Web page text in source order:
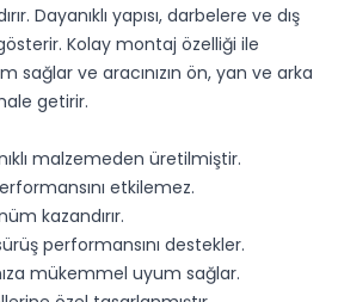
Dayanıklı yapısı, darbelere ve dış
Kolay montaj özelliği ile
sağlar ve aracınızın ön, yan ve arka
getirir.
malzemeden üretilmiştir.
etkilemez.
kazandırır.
performansını destekler.
mükemmel uyum sağlar.